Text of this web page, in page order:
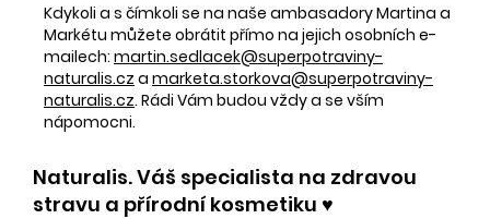
Kdykoli a s čímkoli se na naše ambasadory Martina a
Markétu můžete obrátit přímo na jejich osobních e-
mailech: martin.sedlacek@superpotraviny-
naturalis.cz a marketa.storkova@superpotraviny-
naturalis.cz. Rádi Vám budou vždy a se vším
nápomocni.
Naturalis. Váš specialista na zdravou
stravu a přírodní kosmetiku ♥️